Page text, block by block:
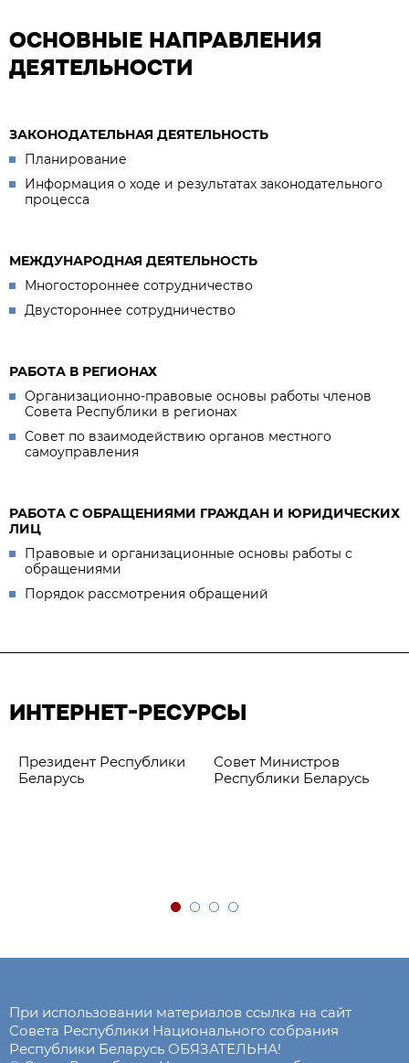
ОСНОВНЫЕ НАПРАВЛЕНИЯ
ДЕЯТЕЛЬНОСТИ
ЗАКОНОДАТЕЛЬНАЯ ДЕЯТЕЛЬНОСТЬ
Планирование
Информация о ходе и результатах законодательного
процесса
МЕЖДУНАРОДНАЯ ДЕЯТЕЛЬНОСТЬ
Многостороннее сотрудничество
Двустороннее сотрудничество
РАБОТА В РЕГИОНАХ
Организационно-правовые основы работы членов
Совета Республики в регионах
Совет по взаимодействию органов местного
самоуправления
РАБОТА С ОБРАЩЕНИЯМИ ГРАЖДАН И ЮРИДИЧЕСКИХ
ЛИЦ
Правовые и организационные основы работы с
обращениями
Порядок рассмотрения обращений
ИНТЕРНЕТ-РЕСУРСЫ
Президент Республики
Беларусь
Совет Министров
Республики Беларусь
При использовании материалов ссылка на сайт
Совета Республики Национального собрания
Республики Беларусь ОБЯЗАТЕЛЬНА!